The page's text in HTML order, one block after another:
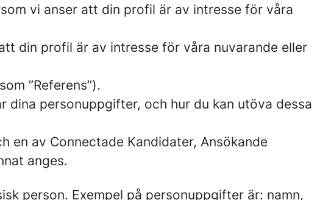
vi anser att din profil är av intresse för våra
din profil är av intresse för våra nuvarande eller
”Referens”).
personuppgifter, och hur du kan utöva dessa
en av Connectade Kandidater, Ansökande
anges.
person. Exempel på personuppgifter är: namn,